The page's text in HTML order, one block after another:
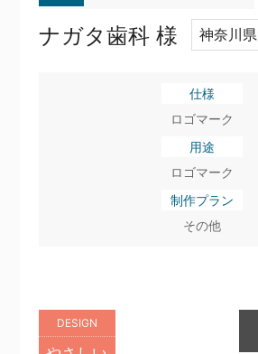
ナガタ歯科 様 神奈川県
仕様
ロゴマーク
用途
ロゴマーク
制作プラン
その他
DESIGN